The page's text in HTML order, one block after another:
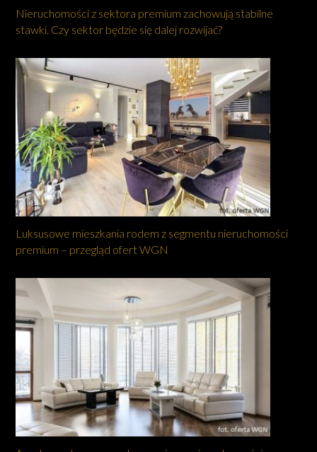
Nieruchomości z sektora premium zachowują stabilne
stawki. Czy sektor będzie się dalej rozwijać?
Luksusowe mieszkania rodem z segmentu nieruchomości
premium – przegląd ofert WGN